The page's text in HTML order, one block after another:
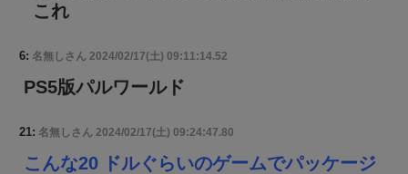
これ
6: 名無しさん 2024/02/17(土) 09:11:14.52
PS5版パルワールド
21: 名無しさん 2024/02/17(土) 09:24:47.80
こんな20 ドルぐらいのゲームでパッケージ